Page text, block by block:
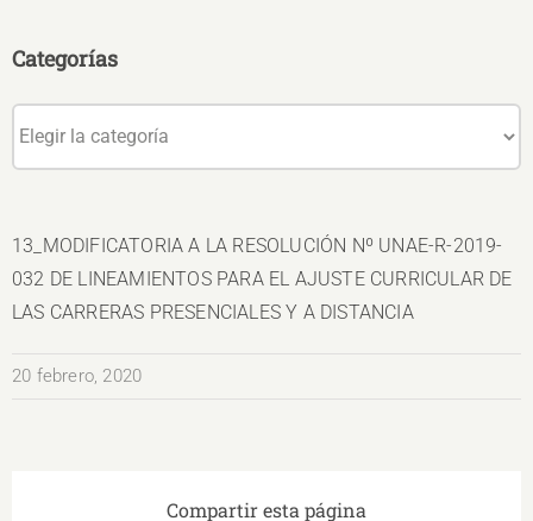
13_MODIFICATORIA A LA RESOLUCIÓN Nº UNAE-R-2019-
032 DE LINEAMIENTOS PARA EL AJUSTE CURRICULAR DE
LAS CARRERAS PRESENCIALES Y A DISTANCIA
20 febrero, 2020
Compartir esta página
Categorías